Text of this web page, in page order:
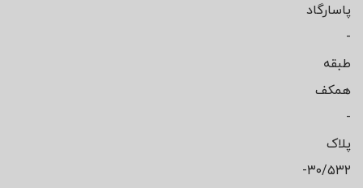
پاسارگاد
-
طبقه
همکف
-
پلاک
۳۰/۵۳۲-